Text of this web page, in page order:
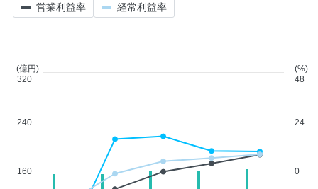
160
240
(億円)
320
0
24
(%)
48
営業利益率
経常利益率